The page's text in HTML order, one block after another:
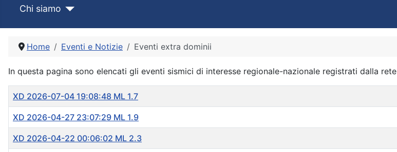
Chi siamo
Home Eventi e Notizie Eventi extra dominii
In questa pagina sono elencati gli eventi sismici di interesse regionale-nazionale registrati dalla rete
Titolo
XD 2026-07-04 19:08:48 ML 1.7
XD 2026-04-27 23:07:29 ML 1.9
XD 2026-04-22 00:06:02 ML 2.3